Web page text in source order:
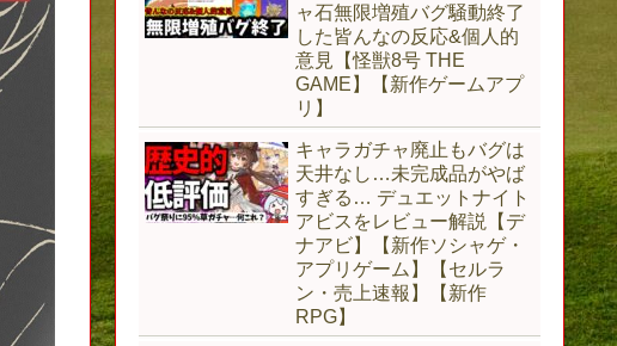
ャ石無限増殖バグ騒動終了
した皆んなの反応&個人的
意見【怪獣8号 THE
GAME】【新作ゲームアプ
リ】
キャラガチャ廃止もバグは
天井なし…未完成品がやば
すぎる… デュエットナイト
アビスをレビュー解説【デ
ナアビ】【新作ソシャゲ・
アプリゲーム】【セルラ
ン・売上速報】【新作
RPG】